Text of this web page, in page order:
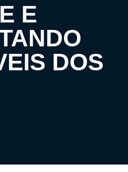
E
DOS